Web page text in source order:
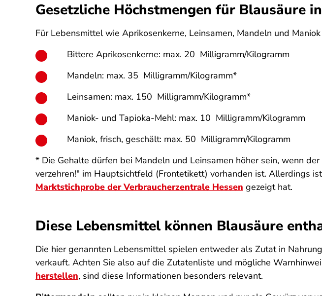
Gesetzliche Höchstmengen für Blausäure
Für Lebensmittel wie Aprikosenkerne, Leinsamen, Mandeln und
Bittere Aprikosenkerne: max. 20 Milligramm/Kilogramm
Mandeln: max. 35 Milligramm/Kilogramm*
Leinsamen: max. 150 Milligramm/Kilogramm*
Maniok- und Tapioka-Mehl: max. 10 Milligramm/Kilogramm
Maniok, frisch, geschält: max. 50 Milligramm/Kilogramm
* Die Gehalte dürfen bei Mandeln und Leinsamen höher sein, wenn
verzehren!" im Hauptsichtfeld (Frontetikett) vorhanden ist. Allerdings
Marktstichprobe der Verbraucherzentrale Hessen gezeigt hat.
Diese Lebensmittel können Blausäure
Die hier genannten Lebensmittel spielen entweder als Zutat in
verkauft. Achten Sie also auf die Zutatenliste und mögliche
herstellen, sind diese Informationen besonders relevant.